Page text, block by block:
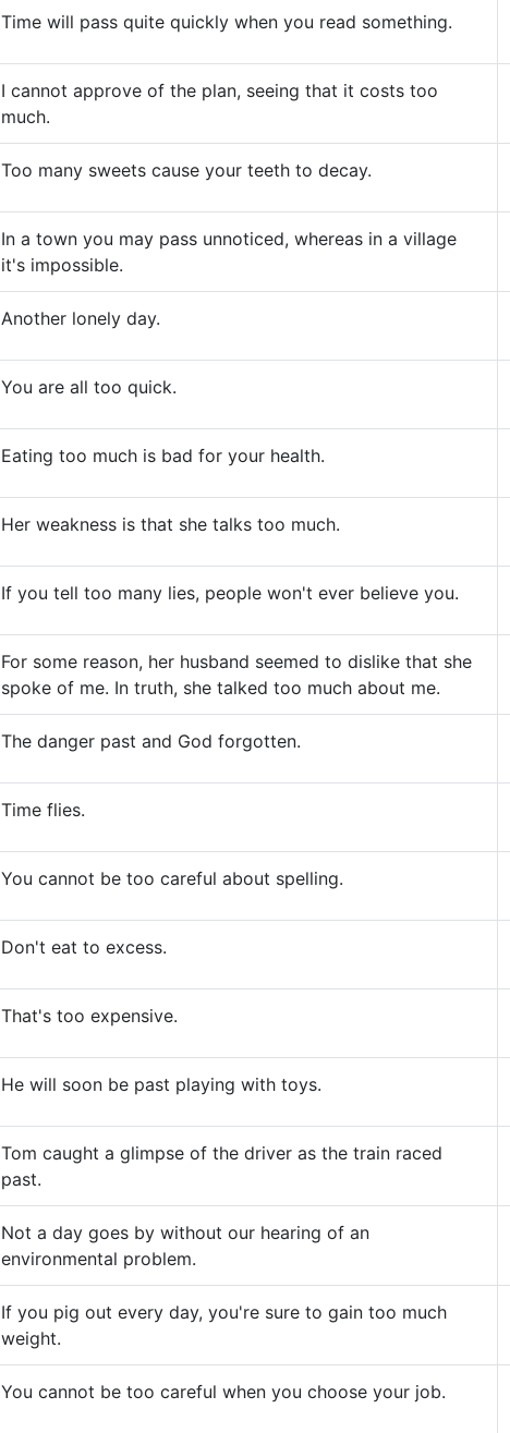
Time will pass quite quickly when you read something.
I cannot approve of the plan, seeing that it costs too
much.
Too many sweets cause your teeth to decay.
In a town you may pass unnoticed, whereas in a village
it's impossible.
Another lonely day.
You are all too quick.
Eating too much is bad for your health.
Her weakness is that she talks too much.
If you tell too many lies, people won't ever believe you.
For some reason, her husband seemed to dislike that she
spoke of me. In truth, she talked too much about me.
The danger past and God forgotten.
Time flies.
You cannot be too careful about spelling.
Don't eat to excess.
That's too expensive.
He will soon be past playing with toys.
Tom caught a glimpse of the driver as the train raced
past.
Not a day goes by without our hearing of an
environmental problem.
If you pig out every day, you're sure to gain too much
weight.
You cannot be too careful when you choose your job.